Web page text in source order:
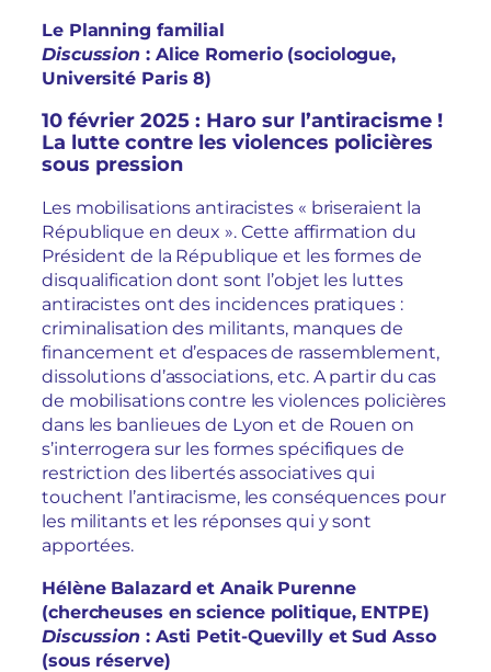
Le Planning familial
Discussion : Alice Romerio (sociologue,
Université Paris 8)
10 février 2025 : Haro sur l’antiracisme !
La lutte contre les violences policières
sous pression
Les mobilisations antiracistes « briseraient la
République en deux ». Cette affirmation du
Président de la République et les formes de
disqualification dont sont l’objet les luttes
antiracistes ont des incidences pratiques :
criminalisation des militants, manques de
financement et d’espaces de rassemblement,
dissolutions d’associations, etc. A partir du cas
de mobilisations contre les violences policières
dans les banlieues de Lyon et de Rouen on
s’interrogera sur les formes spécifiques de
restriction des libertés associatives qui
touchent l’antiracisme, les conséquences pour
les militants et les réponses qui y sont
apportées.
Hélène Balazard et Anaik Purenne
(chercheuses en science politique, ENTPE)
Discussion : Asti Petit-Quevilly et Sud Asso
(sous réserve)